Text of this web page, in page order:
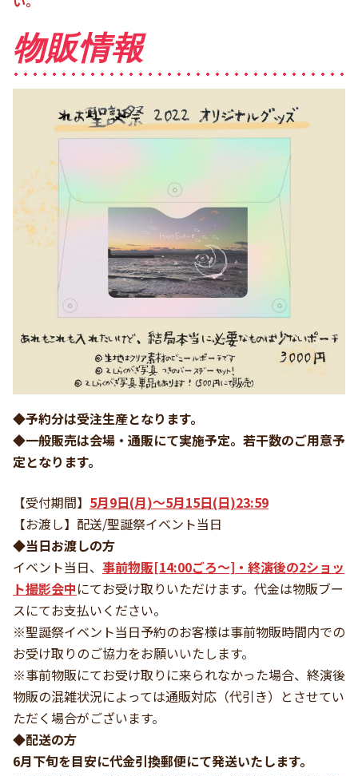
物販情報
◆予約分は受注生産となります。
◆一般販売は会場・通販にて実施予定。若干数のご用意予
定となります。
【受付期間】 5月9日(月)～5月15日(日)23:59
【お渡し】配送/聖誕祭イベント当日
◆当日お渡しの方
イベント当日、 事前物販[14:00ごろ〜]・ 終演後の2ショッ
ト撮影会中にてお受け取りいただけます。代金は物販ブー
スにてお支払いください。
※聖誕祭イベント当日予約のお客様は事前物販時間内での
お受け取りのご協力をお願いいたします。
※事前物販にてお受け取りに来られなかった場合、終演後
物販の混雑状況によっては通販対応（代引き）とさせてい
ただく場合がございます。
◆配送の方
6月下旬を目安に代金引換郵便にて発送いたします。